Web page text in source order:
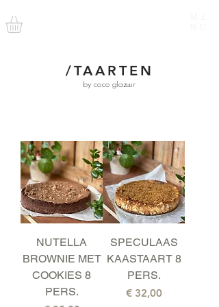
/TAARTEN
by coco glazuur
NUTELLA
BROWNIE MET
COOKIES 8
PERS.
SPECULAAS
KAASTAART 8
PERS.
Prijs
€ 32,00